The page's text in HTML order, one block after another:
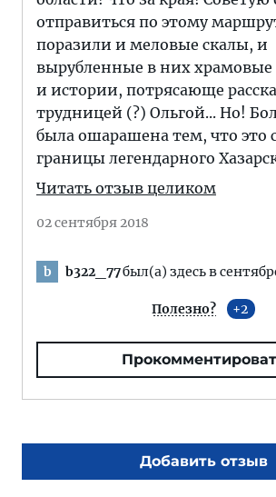
отправиться по этому
поразили и меловые скалы, и
вырубленные в них
и истории, потрясающе
трудницей (?) Ольгой... Но!
была ошарашена тем, что это
границы легендарного
Читать отзыв целиком
02 сентября 2018
b b322_77был(а) здесь в
Полезно? 2
Добавить отзыв